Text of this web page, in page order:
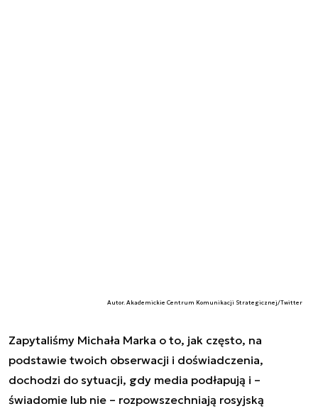
Autor. Akademickie Centrum Komunikacji Strategicznej/Twitter
Zapytaliśmy Michała Marka o to, jak często, na
podstawie twoich obserwacji i doświadczenia,
dochodzi do sytuacji, gdy media podłapują i –
świadomie lub nie – rozpowszechniają rosyjską